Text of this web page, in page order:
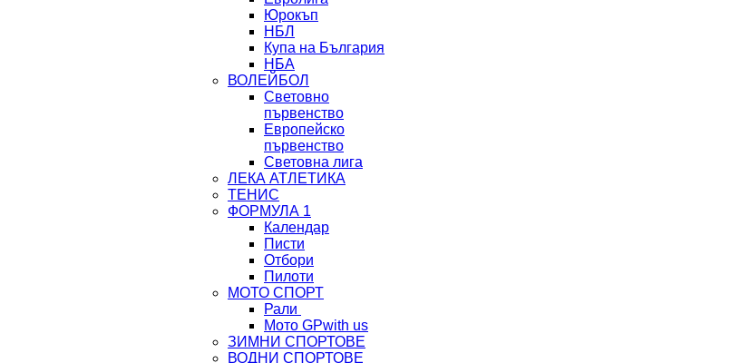
Юрокъп
НБЛ
Купа на България
НБА
ВОЛЕЙБОЛ
Световно
първенство
Европейско
първенство
Световна лига
ЛЕКА АТЛЕТИКА
ТЕНИС
ФОРМУЛА 1
Календар
Писти
Отбори
Пилоти
МОТО СПОРТ
Рали
Мото GPwith us
ЗИМНИ СПОРТОВЕ
ВОДНИ СПОРТОВЕ